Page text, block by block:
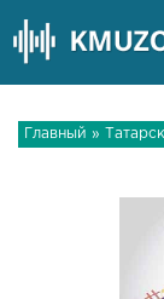
Главный »